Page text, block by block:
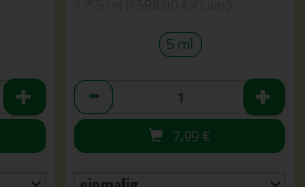
5 ml
Anzahl
7,99€